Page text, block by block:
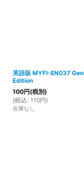
英語版 MYFI-EN037
Edition
100円(税別)
(税込 : 110円)
在庫なし